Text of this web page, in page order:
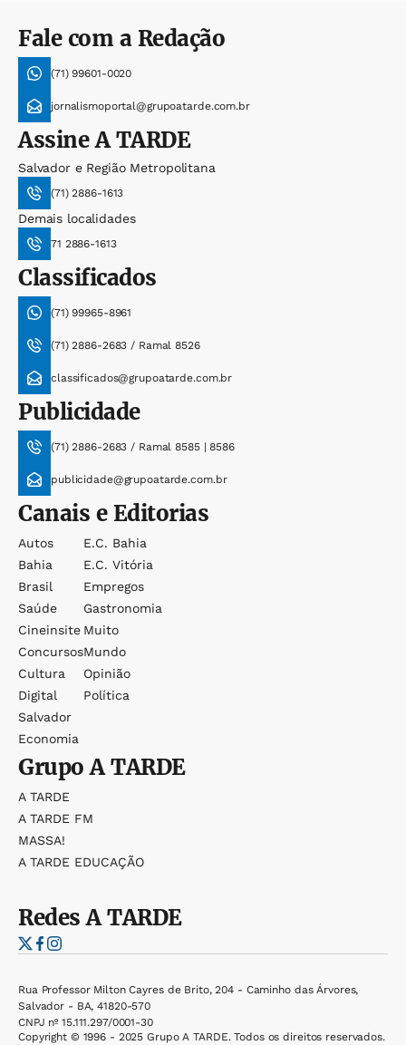
Fale com a Redação
(71) 99601-0020
jornalismoportal@grupoatarde.com.br
AssineA TARDE
Salvador e Região Metropolitana
(71) 2886-1613
Demais localidades
71 2886-1613
Classificados
(71) 99965-8961
(71) 2886-2683 / Ramal 8526
classificados@grupoatarde.com.br
Publicidade
(71) 2886-2683 / Ramal 8585 | 8586
publicidade@grupoatarde.com.br
Canais e Editorias
Autos
Bahia
Brasil
Saúde
Cineinsite
Concursos
Cultura
Digital
Salvador
Economia
E.c. Bahia
E.c. Vitória
Empregos
Gastronomia
Muito
Mundo
Opinião
Política
GrupoA TARDE
A TARDE
A TARDE FM
MASSA!
A TARDE EDUCAÇÃO
RedesA TARDE
Rua Professor Milton Cayres de Brito, 204 - Caminho das Árvores,
Salvador - BA, 41820-570
CNPJ nº 15.111.297/0001-30
Copyright © 1996 - 2025 Grupo A TARDE. Todos os direitos reservados.